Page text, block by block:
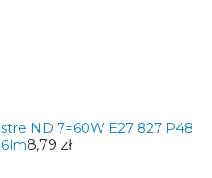
ND 7=60W E27 827 P48
8,79 zł